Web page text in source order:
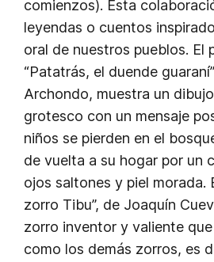
comienzos). Esta
leyendas o cuentos
oral de nuestros pueblos. El
“Patatrás, el duende
Archondo, muestra un
grotesco con un mensaje
niños se pierden en el
de vuelta a su hogar por un
ojos saltones y piel morada.
zorro Tibu”, de Joaquín
zorro inventor y valiente
como los demás zorros, es